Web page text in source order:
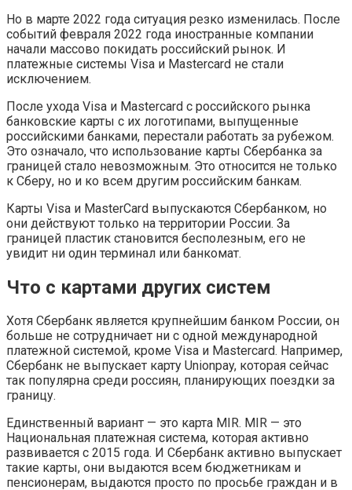
Но в марте 2022 года ситуация резко изменилась. После
событий февраля 2022 года иностранные компании
начали массово покидать российский рынок. И
платежные системы Visa и Mastercard не стали
исключением.
После ухода Visa и Mastercard с российского рынка
банковские карты с их логотипами, выпущенные
российскими банками, перестали работать за рубежом.
Это означало, что использование карты Сбербанка за
границей стало невозможным. Это относится не только
к Сберу, но и ко всем другим российским банкам.
Карты Visa и MasterCard выпускаются Сбербанком, но
они действуют только на территории России. За
границей пластик становится бесполезным, его не
увидит ни один терминал или банкомат.
Что с картами других систем
Хотя Сбербанк является крупнейшим банком России, он
больше не сотрудничает ни с одной международной
платежной системой, кроме Visa и Mastercard. Например,
Сбербанк не выпускает карту Unionpay, которая сейчас
так популярна среди россиян, планирующих поездки за
границу.
Единственный вариант — это карта MIR. MIR — это
Национальная платежная система, которая активно
развивается с 2015 года. И Сбербанк активно выпускает
такие карты, они выдаются всем бюджетникам и
пенсионерам, выдаются просто по просьбе граждан и в